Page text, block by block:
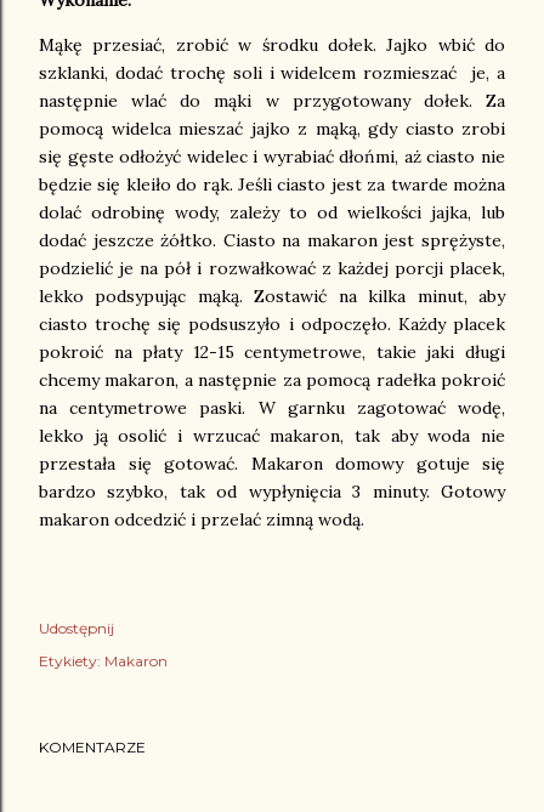
Mąkę przesiać, zrobić w środku dołek. Jajko wbić do
szklanki, dodać trochę soli i widelcem rozmieszać je, a
następnie wlać do mąki w przygotowany dołek. Za
pomocą widelca mieszać jajko z mąką, gdy ciasto zrobi
się gęste odłożyć widelec i wyrabiać dłońmi, aż ciasto nie
będzie się kleiło do rąk. Jeśli ciasto jest za twarde można
dolać odrobinę wody, zależy to od wielkości jajka, lub
dodać jeszcze żółtko. Ciasto na makaron jest sprężyste,
podzielić je na pół i rozwałkować z każdej porcji placek,
lekko podsypując mąką. Zostawić na kilka minut, aby
ciasto trochę się podsuszyło i odpoczęło. Każdy placek
pokroić na płaty 12-15 centymetrowe, takie jaki długi
chcemy makaron, a następnie za pomocą radełka pokroić
na centymetrowe paski. W garnku zagotować wodę,
lekko ją osolić i wrzucać makaron, tak aby woda nie
przestała się gotować. Makaron domowy gotuje się
bardzo szybko, tak od wypłynięcia 3 minuty. Gotowy
makaron odcedzić i przelać zimną wodą.
Udostępnij
Etykiety: Makaron
KOMENTARZE